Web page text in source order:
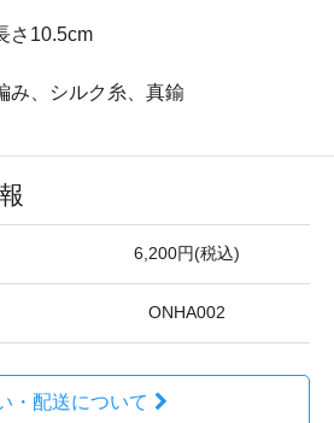
さ10.5cm
み、シルク糸、真鍮
6,200円(税込)
ONHA002
・配送について